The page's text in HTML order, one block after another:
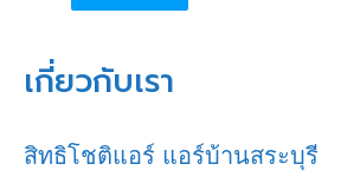
เกี่ยวกับเรา
สิทธิโชติแอร์ แอร์บ้านสระบุรี